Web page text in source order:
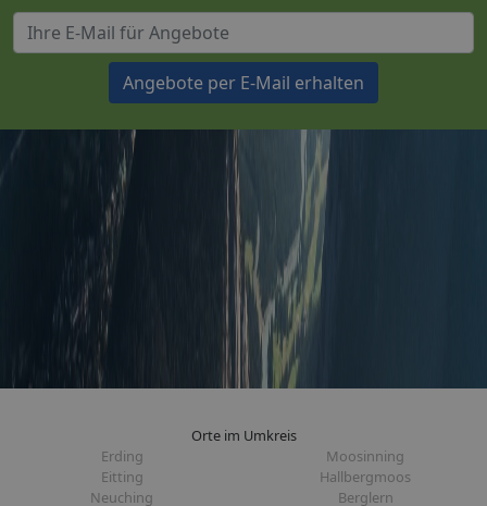
Angebote per E-Mail erhalten
Orte im Umkreis
Erding
Moosinning
Eitting
Hallbergmoos
Neuching
Berglern